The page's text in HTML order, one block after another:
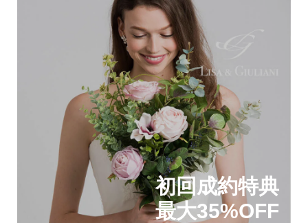
初回成約特典
最大35%OFF